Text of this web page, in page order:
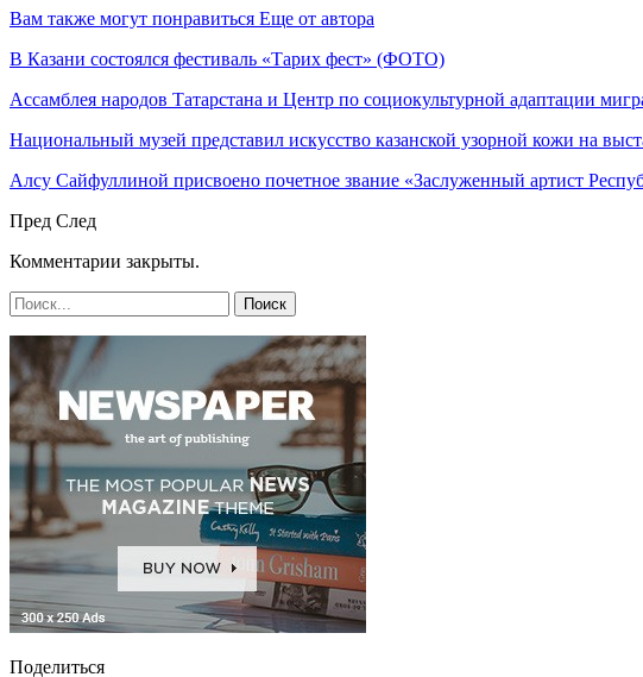
Вам также могут понравиться Еще от автора
В Казани состоялся фестиваль «Тарих фест» (ФОТО)
Ассамблея народов Татарстана и Центр по социокультурной адаптации
Национальный музей представил искусство казанской узорной кожи на
Алсу Сайфуллиной присвоено почетное звание «Заслуженный артист
Пред След
Комментарии закрыты.
Поделиться